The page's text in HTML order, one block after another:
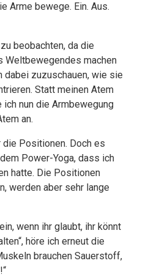
Arme bewege. Ein. Aus.
beobachten, da die
Weltbewegendes machen
dabei zuzuschauen, wie sie
Statt meinen Atem
nun die Armbewegung
an.
Positionen. Doch es
Power-Yoga, dass ich
hatte. Die Positionen
werden aber sehr lange
wenn ihr glaubt, ihr könnt
höre ich erneut die
brauchen Sauerstoff,